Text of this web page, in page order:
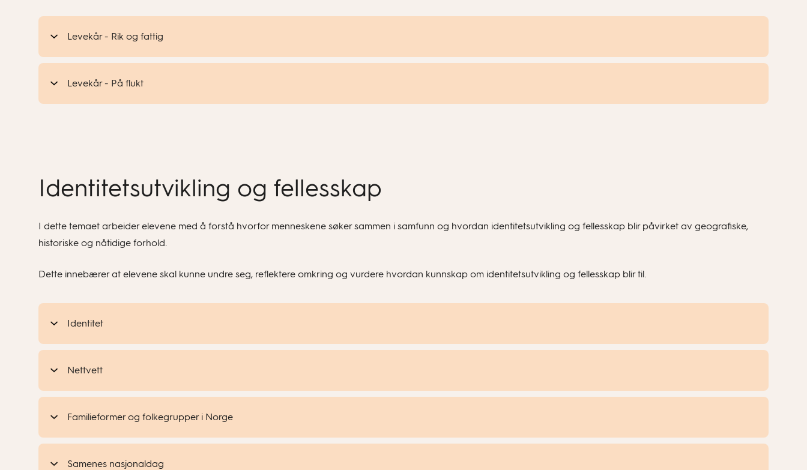
Levekår - Rik og fattig
Levekår - På flukt
Identitetsutvikling og fellesskap
I dette temaet arbeider elevene med å forstå hvorfor menneskene søker sammen i samfunn og hvordan identitetsutvikling og fellesskap blir påvirket av geografiske,
historiske og nåtidige forhold.
Dette innebærer at elevene skal kunne undre seg, reflektere omkring og vurdere hvordan kunnskap om identitetsutvikling og fellesskap blir til.
Identitet
Nettvett
Familieformer og folkegrupper i Norge
Samenes nasjonaldag